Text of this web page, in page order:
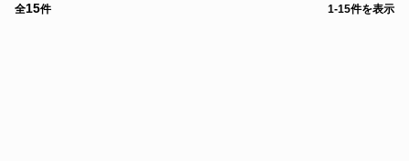
全15件 1-15件を表示